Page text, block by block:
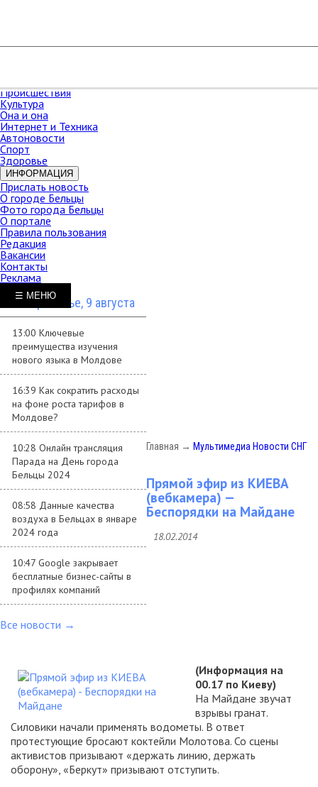
В мире
Происшествия
Культура
Она и она
Интернет и Техника
Автоновости
Спорт
Здоровье
ИНФОРМАЦИЯ
Прислать новость
О городе Бельцы
Фото города Бельцы
О портале
Правила пользования
Редакция
Вакансии
Контакты
Реклама
Воскресенье, 9 августа
13:00 Ключевые
преимущества изучения
нового языка в Молдове
16:39 Как сократить расходы
на фоне роста тарифов в
Молдове?
10:28 Онлайн трансляция
Парада на День города
Бельцы 2024
08:58 Данные качества
воздуха в Бельцах в январе
2024 года
10:47 Google закрывает
бесплатные бизнес-сайты в
профилях компаний
Все новости →
☰ МЕНЮ
Главная → Мультимедиа Новости СНГ
Прямой эфир из КИЕВА
(вебкамера) —
Беспорядки на Майдане
18.02.2014
(Информация на
00.17 по Киеву)
На Майдане звучат
взрывы гранат.
Силовики начали применять водометы. В ответ
протестующие бросают коктейли Молотова. Со сцены
активистов призывают «держать линию, держать
оборону», «Беркут» призывают отступить.